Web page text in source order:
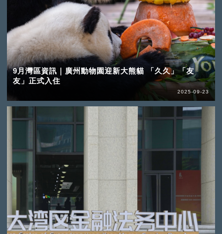
9月灣區資訊｜廣州動物園迎新大熊貓 「久久」「友
友」正式入住
2025-09-23